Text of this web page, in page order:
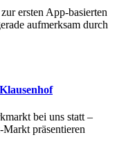
ersten App-basierten
aufmerksam durch
bei uns statt –
präsentieren